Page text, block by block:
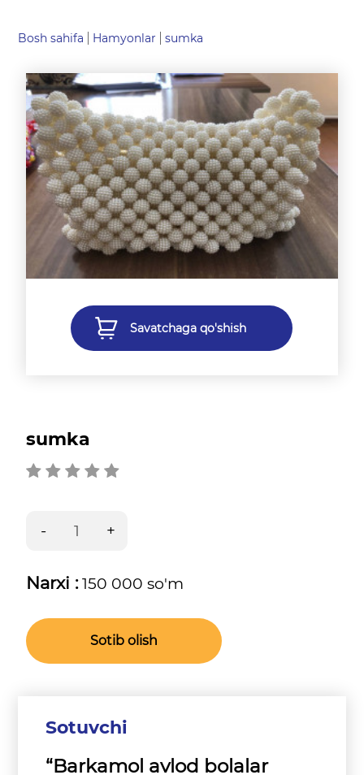
Bosh sahifa Hamyonlar sumka
Savatchaga qo'shish
sumka
Narxi :150 000 so'm
Sotib olish
Sotuvchi
“Barkamol avlod bolalar